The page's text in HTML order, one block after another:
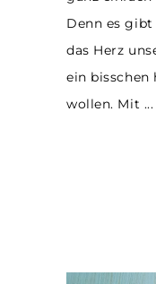
Denn es gibt
das Herz
ein bisschen
wollen. Mit